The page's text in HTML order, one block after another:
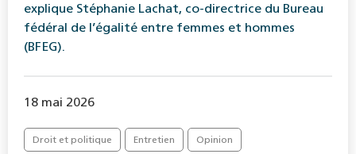
explique Stéphanie Lachat, co-directrice du Bureau
fédéral de l’égalité entre femmes et hommes
(BFEG).
18 mai 2026
Droit et politique Entretien Opinion